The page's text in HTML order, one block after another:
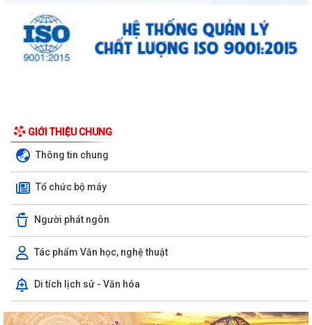
GIỚI THIỆU CHUNG
Thông tin chung
Tổ chức bộ máy
Người phát ngôn
Tác phẩm Văn học, nghệ thuật
Di tích lịch sử - Văn hóa